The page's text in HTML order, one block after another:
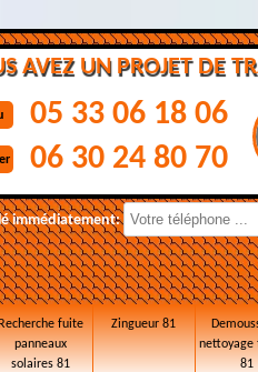
AVEZ UN PROJET DE
05 33 06 18 06
06 30 24 80 70
immédiatement:
Recherche fuite
panneaux
solaires 81
Zingueur 81
nettoyage
81